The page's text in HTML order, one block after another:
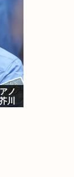
ノ
川